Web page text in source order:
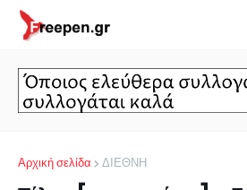
Αρχική σελίδα ΔΙΕΘΝΗ